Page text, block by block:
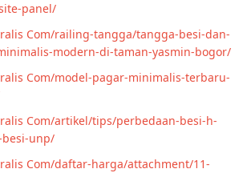
panel/
Com/railing-tangga/tangga-besi-dan-
modern-di-taman-yasmin-bogor/
Com/model-pagar-minimalis-terbaru-
Com/artikel/tips/perbedaan-besi-h-
besi-unp/
Com/daftar-harga/attachment/11-